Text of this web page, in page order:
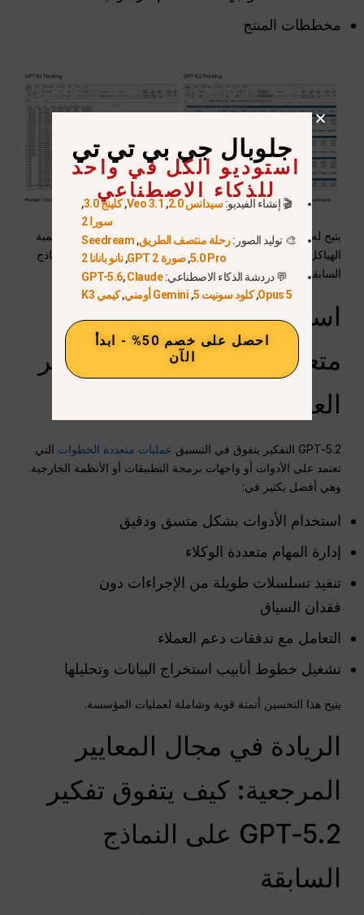
مخططات المنتج
يتيح له تحسين قدرته على التفكير المكاني تحديد المكونات وتسمية
الهياكل وفهم العلاقات بين العناصر بشكل أكثر موثوقية من النماذج
السابقة.
استخدام موثوق للأدوات
متعددة الخطوات وأتمتة سير
العمل
GPT‑5.2 التفكير يتفوق في التنسيق عمليات متعددة الخطوات التي
تعتمد على الأدوات أو واجهات برمجة التطبيقات أو الأنظمة الخارجية.
وهي أفضل بكثير في:
استخدام الأدوات بشكل متسق ودقيق
إدارة المهام متعددة الوكلاء
تنفيذ تسلسلات طويلة من الإجراءات دون
فقدان السياق
التعامل مع تدفقات دعم العملاء
تشغيل خطوط أنابيب استخراج البيانات وتحليلها
يتيح هذا التحسين أتمتة قوية وشاملة لعمليات المؤسسة.
الريادة في مجال المعايير
المرجعية: كيف يتفوق تفكير
GPT‑5.2 على النماذج
السابقة
جلوبال جي بي تي تي
استوديو الكل في واحد
للذكاء الاصطناعي
🎬 إنشاء الفيديو:سيدانس 2.0 ,
Veo 3.1
,كلينج 3.0
,
سورا 2
🎨 توليد الصور:رحلة منتصف الطريق,
Seedream
5.0 Pro
,صورة GPT 2 ,نانو بانانا 2
💬 دردشة الذكاء الاصطناعي:
GPT-5.6,Claude
Opus 5
,كلود سونيت 5 , Gemini أومني ,كيمي K3
احصل على خصم 50% - ابدأ
الآن